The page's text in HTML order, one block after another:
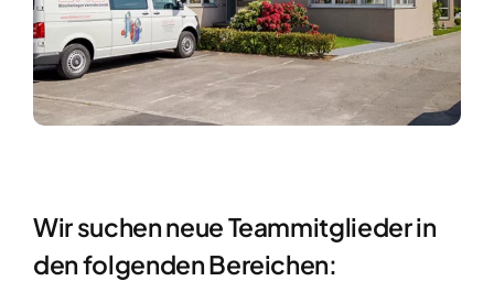
Wir suchen neue Teammitglieder in
den folgenden Bereichen: